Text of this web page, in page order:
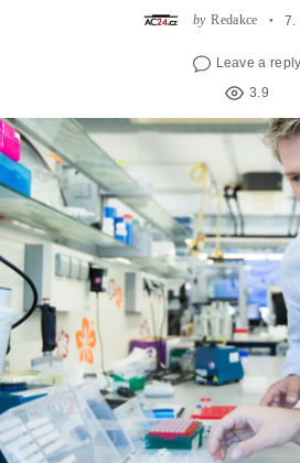
by Redakce 7.
Leave a reply
3.9